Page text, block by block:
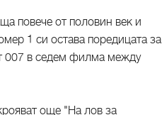
повече от половин век и
1 си остава поредицата за
007 в седем филма между
още "На лов за